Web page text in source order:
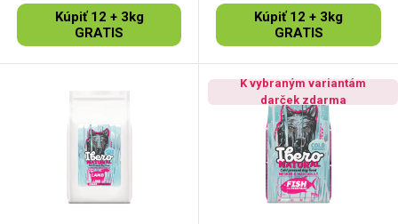
Kúpiť 12 + 3kg
GRATIS
Kúpiť 12 + 3kg
GRATIS
K vybraným variantám
darček zdarma